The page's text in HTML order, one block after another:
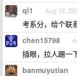
qi1 Aug 12,
考系分，给个联
chen15798
插眼，拉人踢一
banmuyutian